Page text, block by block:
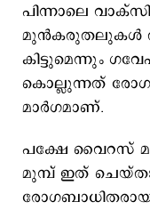
പിന്നാലെ
മുൻകരുതലുകൾ
കിട്ടുമെന്നും
കൊല്ലുന്നത്
മാർ​ഗമാണ്.
പക്ഷേ വൈറസ്
മുമ്പ് ഇത്